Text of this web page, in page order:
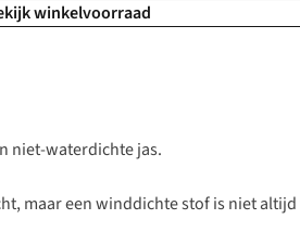
winkelvoorraad
niet-waterdichte jas.
maar een winddichte stof is niet